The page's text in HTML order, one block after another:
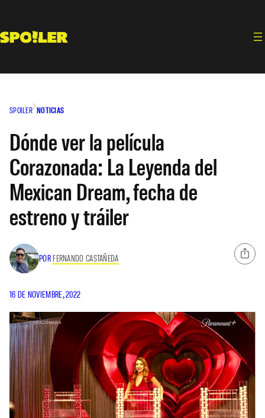
contenido
SPOILER NOTICIAS
Dónde ver la película
Corazonada: La Leyenda del
Mexican Dream, fecha de
estreno y tráiler
POR FERNANDO CASTAÑEDA
16 DE NOVIEMBRE, 2022